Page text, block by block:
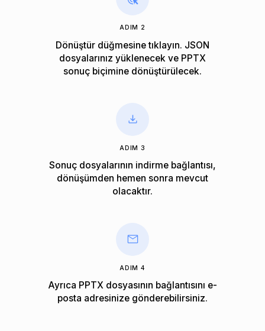
ADIM 2
Dönüştür düğmesine tıklayın. JSON
dosyalarınız yüklenecek ve PPTX
sonuç biçimine dönüştürülecek.
ADIM 3
Sonuç dosyalarının indirme bağlantısı,
dönüşümden hemen sonra mevcut
olacaktır.
ADIM 4
Ayrıca PPTX dosyasının bağlantısını e-
posta adresinize gönderebilirsiniz.